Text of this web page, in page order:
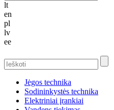
lt
en
pl
lv
ee
Jėgos technika
Sodininkystės technika
Elektriniai įrankiai